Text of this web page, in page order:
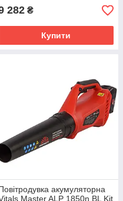
282 ₴
Купити
акумуляторна
Master ALP 1850n BL Kit